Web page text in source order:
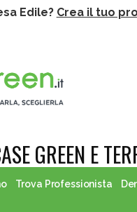
Edile? Crea il tuo
GREEN E
Trova Professionista